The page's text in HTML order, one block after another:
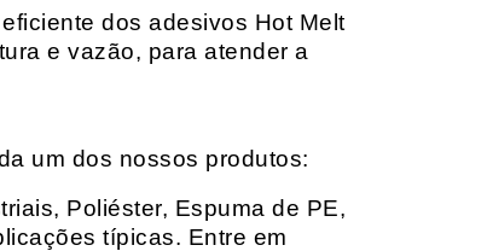
dos adesivos Hot Melt
e vazão, para atender a
um dos nossos produtos:
Poliéster, Espuma de PE,
típicas. Entre em